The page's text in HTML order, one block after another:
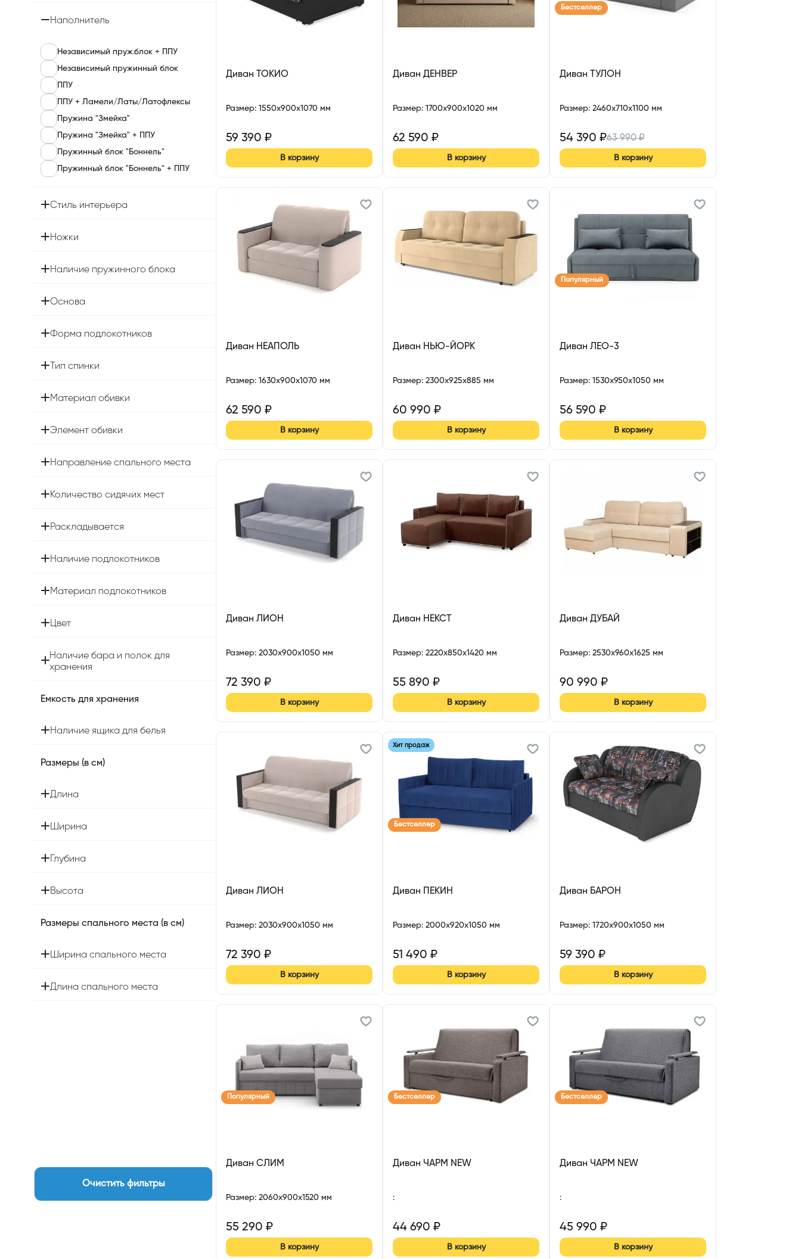
Наполнитель
Независимый пруж.блок + ППУ
Независимый пружинный блок
ППУ
ППУ + Ламели/Латы/Латофлексы
Пружина "Змейка"
Пружина "Змейка" + ППУ
Пружинный блок "Боннель"
Пружинный блок "Боннель" + ППУ
Стиль интерьера
Ножки
Наличие пружинного блока
Основа
Форма подлокотников
Тип спинки
Материал обивки
Элемент обивки
Направление спального места
Количество сидячих мест
Раскладывается
Наличие подлокотников
Материал подлокотников
Цвет
Наличие бара и полок для
хранения
Емкость для хранения
Наличие ящика для белья
Размеры (в см)
Длина
Ширина
Глубина
Высота
Размеры спального места (в см)
Ширина спального места
Длина спального места
Очистить фильтры
Диван ТОКИО
Размер: 1550x900x1070 мм
59 390 ₽
В корзину
Диван ДЕНВЕР
Размер: 1700x900x1020 мм
62 590 ₽
В корзину
Бестселлер
Диван ТУЛОН
Размер: 2460x710x1100 мм
54 390 ₽63 990₽
В корзину
Диван НЕАПОЛЬ
Размер: 1630x900x1070 мм
62 590 ₽
В корзину
Диван НЬЮ-ЙОРК
Размер: 2300x925x885 мм
60 990 ₽
В корзину
Популярный
Диван ЛЕО-3
Размер: 1530x950x1050 мм
56 590 ₽
В корзину
Диван ЛИОН
Размер: 2030x900x1050 мм
72 390 ₽
В корзину
Диван НЕКСТ
Размер: 2220x850x1420 мм
55 890 ₽
В корзину
Диван ДУБАЙ
Размер: 2530x960x1625 мм
90 990 ₽
В корзину
Диван ЛИОН
Размер: 2030x900x1050 мм
72 390 ₽
В корзину
Хит продаж
Бестселлер
Диван ПЕКИН
Размер: 2000x920x1050 мм
51 490 ₽
В корзину
Диван БАРОН
Размер: 1720x900x1050 мм
59 390 ₽
В корзину
Популярный
Диван СЛИМ
Размер: 2060x900x1520 мм
55 290 ₽
В корзину
Бестселлер
Диван ЧАРМ NEW
:
44 690 ₽
В корзину
Бестселлер
Диван ЧАРМ NEW
:
45 990 ₽
В корзину